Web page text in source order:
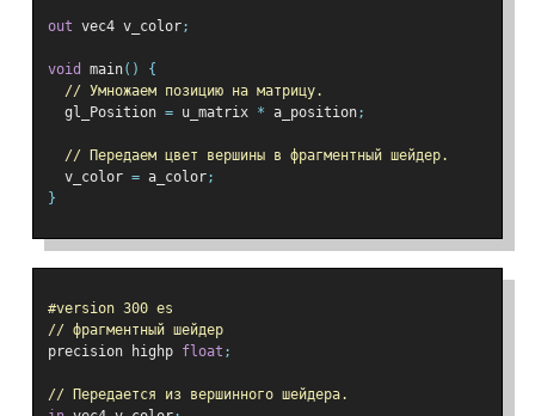
out vec4 v_color;
void main()
{
// Умножаем позицию на матрицу.
  gl_Position
= u_matrix * a_position;
// Передаем цвет вершины в фрагментный шейдер.
  v_color
= a_color;
}
#version 300 es
// фрагментный шейдер
precision highp float ;
// Передается из вершинного шейдера.